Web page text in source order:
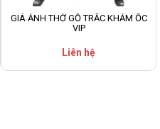
GIÁ ẢNH THỜ GỖ TRẮC KHẢM ỐC
VIP
Liên hệ